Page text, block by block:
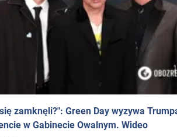
zamknęli?": Green Day wyzywa
w Gabinecie Owalnym. Wideo